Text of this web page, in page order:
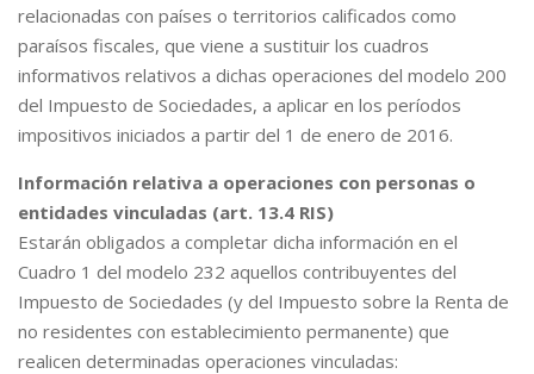
relacionadas con países o territorios calificados como
paraísos fiscales, que viene a sustituir los cuadros
informativos relativos a dichas operaciones del modelo 200
del Impuesto de Sociedades, a aplicar en los períodos
impositivos iniciados a partir del 1 de enero de 2016.
Información relativa a operaciones con personas o
entidades vinculadas (art. 13.4 RIS)
Estarán obligados a completar dicha información en el
Cuadro 1 del modelo 232 aquellos contribuyentes del
Impuesto de Sociedades (y del Impuesto sobre la Renta de
no residentes con establecimiento permanente) que
realicen determinadas operaciones vinculadas: